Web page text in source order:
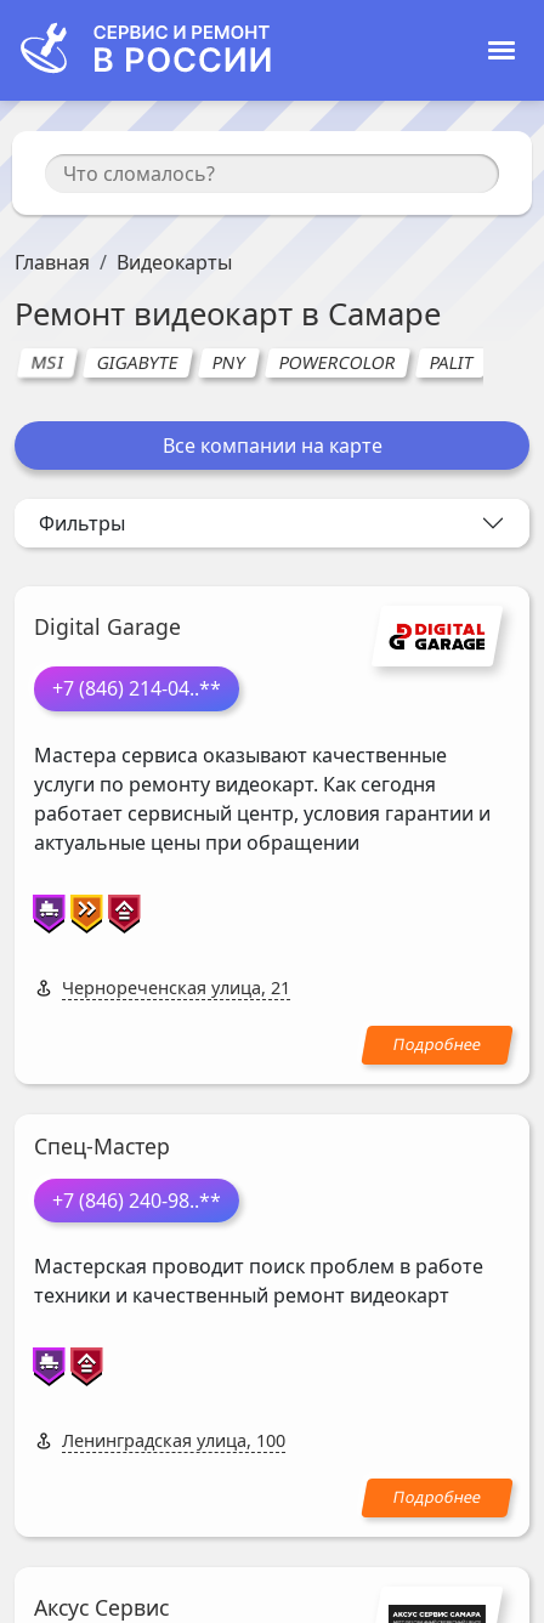
Главная Видеокарты
Ремонт видеокарт в Самаре
MSI GIGABYTE PNY POWERCOLOR PALIT
Все компании на карте
Фильтры
Digital Garage
+7 (846) 214-04..**
Мастера сервиса оказывают качественные
услуги по ремонту видеокарт. Как сегодня
работает сервисный центр, условия гарантии и
актуальные цены при обращении
Чернореченская улица, 21
Спец-Мастер
+7 (846) 240-98..**
Мастерская проводит поиск проблем в работе
техники и качественный ремонт видеокарт
Ленинградская улица, 100
Аксус Сервис